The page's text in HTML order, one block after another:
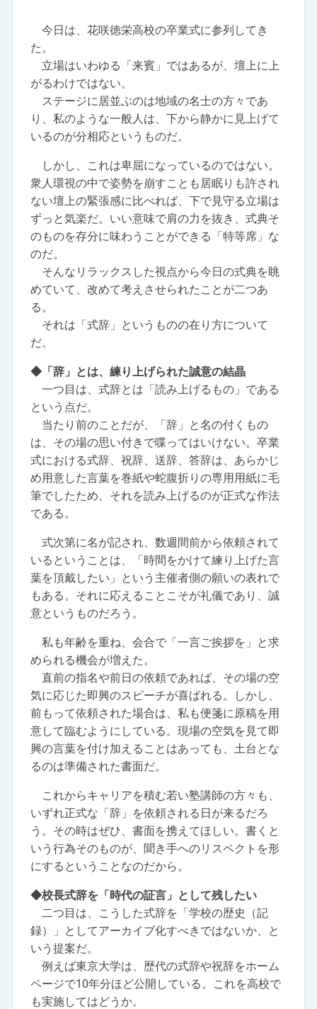
今日は、花咲徳栄高校の卒業式に参列してき
た。
立場はいわゆる「来賓」ではあるが、壇上に上
がるわけではない。
ステージに居並ぶのは地域の名士の方々であ
り、私のような一般人は、下から静かに見上げて
いるのが分相応というものだ。
しかし、これは卑屈になっているのではない。
衆人環視の中で姿勢を崩すことも居眠りも許され
ない壇上の緊張感に比べれば、下で見守る立場は
ずっと気楽だ。いい意味で肩の力を抜き、式典そ
のものを存分に味わうことができる「特等席」な
のだ。
そんなリラックスした視点から今日の式典を眺
めていて、改めて考えさせられたことが二つあ
る。
それは「式辞」というものの在り方について
だ。
◆「辞」とは、練り上げられた誠意の結晶
一つ目は、式辞とは「読み上げるもの」である
という点だ。
当たり前のことだが、「辞」と名の付くもの
は、その場の思い付きで喋ってはいけない。卒業
式における式辞、祝辞、送辞、答辞は、あらかじ
め用意した言葉を巻紙や蛇腹折りの専用用紙に毛
筆でしたため、それを読み上げるのが正式な作法
である。
式次第に名が記され、数週間前から依頼されて
いるということは、「時間をかけて練り上げた言
葉を頂戴したい」という主催者側の願いの表れで
もある。それに応えることこそが礼儀であり、誠
意というものだろう。
私も年齢を重ね、会合で「一言ご挨拶を」と求
められる機会が増えた。
直前の指名や前日の依頼であれば、その場の空
気に応じた即興のスピーチが喜ばれる。しかし、
前もって依頼された場合は、私も便箋に原稿を用
意して臨むようにしている。現場の空気を見て即
興の言葉を付け加えることはあっても、土台とな
るのは準備された書面だ。
これからキャリアを積む若い塾講師の方々も、
いずれ正式な「辞」を依頼される日が来るだろ
う。その時はぜひ、書面を携えてほしい。書くと
いう行為そのものが、聞き手へのリスペクトを形
にするということなのだから。
◆校長式辞を「時代の証言」として残したい
二つ目は、こうした式辞を「学校の歴史（記
録）」としてアーカイブ化すべきではないか、と
いう提案だ。
例えば東京大学は、歴代の式辞や祝辞をホーム
ページで10年分ほど公開している。これを高校で
も実施してはどうか。